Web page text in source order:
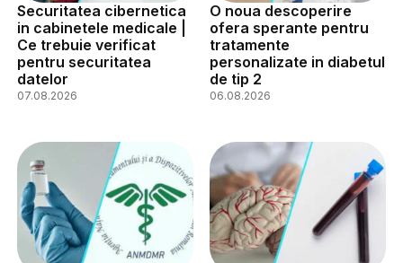
Securitatea cibernetica
in cabinetele medicale |
Ce trebuie verificat
pentru securitatea
datelor
07.08.2026
O noua descoperire
ofera sperante pentru
tratamente
personalizate in diabetul
de tip 2
06.08.2026